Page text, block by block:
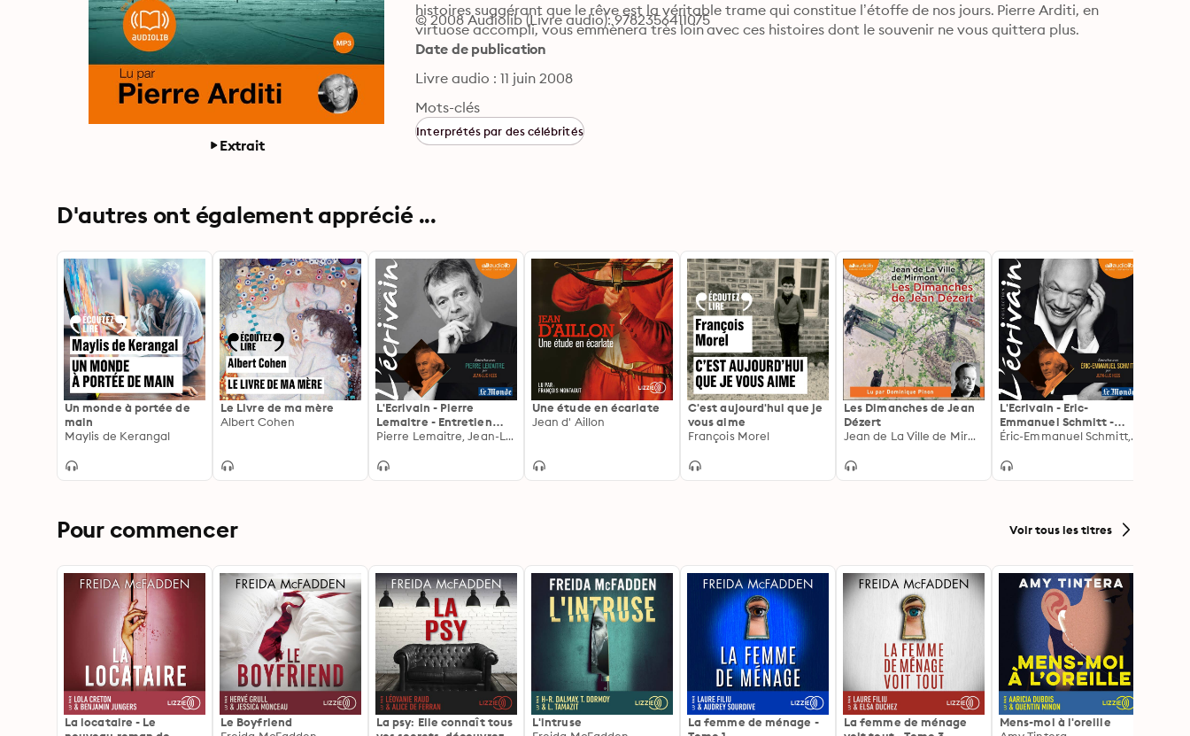
Extrait
histoires suggérant que le rêve est la véritable trame qui constitue l’étoffe de nos jours. Pierre Arditi, en
virtuose accompli, vous emmènera très loin avec ces histoires dont le souvenir ne vous quittera plus.
© 2008 Audiolib (Livre audio): 9782356411075
Date de publication
Livre audio : 11 juin 2008
Mots-clés
Interprétés par des célébrités
D'autres ont également apprécié ...
Un monde à portée de
main
Maylis de Kerangal
Le Livre de ma mère
Albert Cohen
L'Ecrivain - Pierre
Lemaitre - Entretien
inédit par Jean-Luc
Pierre Lemaitre, Jean-Luc Hees
Une étude en écarlate
Jean d' Aillon
C'est aujourd'hui que je
vous aime
François Morel
Les Dimanches de Jean
Dézert
Jean de La Ville de Mirmont
L'Ecrivain - Eric-
Emmanuel Schmitt -
Entretien inédit par
Éric-Emmanuel Schmitt, Jean-Luc Hees
Pour commencer Voir tous les titres
La locataire - Le
Le Boyfriend
La psy: Elle connaît tous
L'intruse
La femme de ménage -
La femme de ménage
Mens-moi à l'oreille